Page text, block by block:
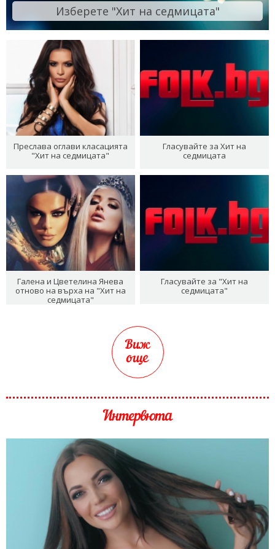
Изберете "Хит на седмицата"
Преслава оглави класацията
"Хит на седмицата"
Гласувайте за Хит на
седмицата
Галена и Цветелина Янева
отново на върха на "Хит на
седмицата"
Гласувайте за "Хит на
седмицата"
Виж
още
Интервюта